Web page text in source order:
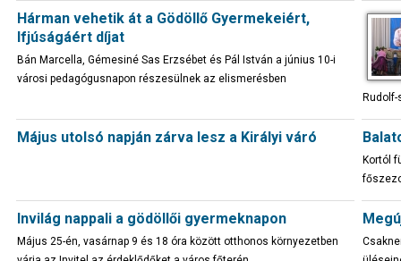
Hárman vehetik át a Gödöllő Gyermekeiért,
Ifjúságáért díjat
Bán Marcella, Gémesiné Sas Erzsébet és Pál István a június 10-i
városi pedagógusnapon részesülnek az elismerésben
Május utolsó napján zárva lesz a Királyi váró
Kortól
Invilág nappali a gödöllői gyermeknapon
Május 25-én, vasárnap 9 és 18 óra között otthonos környezetben